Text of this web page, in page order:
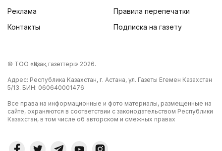
Реклама
Контакты
Правила перепечатки
Подписка на газету
© ТОО «Қазақ газеттері» 2026.
Адрес: Республика Казахстан, г. Астана, ул. Газеты Егемен Казахстан
5/13. БИН: 060640001476
Все права на информационные и фото материалы, размещенные на
сайте, охраняются в соответствии с законодательством Республики
Казахстан, в том числе об авторском и смежных правах